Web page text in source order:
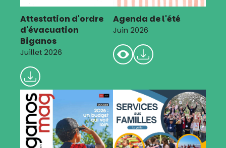
Attestation d'ordre
d'évacuation
Biganos
Juillet 2026
Agenda de l'été
Juin 2026